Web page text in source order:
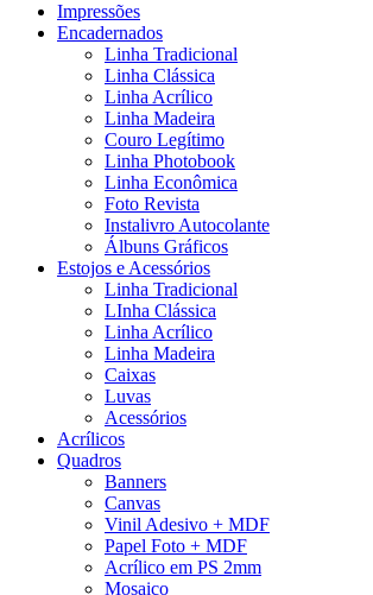
Impressões
Encadernados
Linha Tradicional
Linha Clássica
Linha Acrílico
Linha Madeira
Couro Legítimo
Linha Photobook
Linha Econômica
Foto Revista
Instalivro Autocolante
Álbuns Gráficos
Estojos e Acessórios
Linha Tradicional
LInha Clássica
Linha Acrílico
Linha Madeira
Caixas
Luvas
Acessórios
Acrílicos
Quadros
Banners
Canvas
Vinil Adesivo + MDF
Papel Foto + MDF
Acrílico em PS 2mm
Mosaico